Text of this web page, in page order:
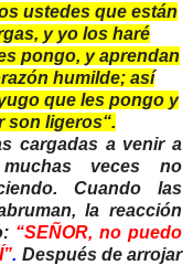
ustedes que están
y yo los haré
pongo, y aprendan
humilde; así
que les pongo y
son ligeros“.
cargadas a venir a
veces no
Cuando las
la reacción
“SEÑOR, no puedo
. Después de arrojar